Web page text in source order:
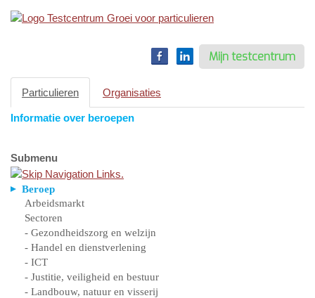
Mijn testcentrum
Particulieren Organisaties
Informatie over beroepen
Submenu
Beroep
Arbeidsmarkt
Sectoren
- Gezondheidszorg en welzijn
- Handel en dienstverlening
- ICT
- Justitie, veiligheid en bestuur
- Landbouw, natuur en visserij